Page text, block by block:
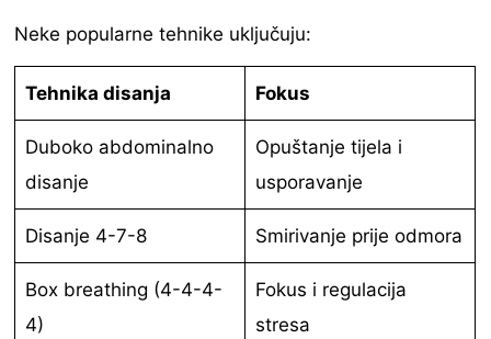
Neke popularne tehnike uključuju:
Tehnika disanja Fokus
Duboko abdominalno
disanje
Opuštanje tijela i
usporavanje
Disanje 4-7-8 Smirivanje prije odmora
Box breathing (4-4-4-
4)
Fokus i regulacija
stresa